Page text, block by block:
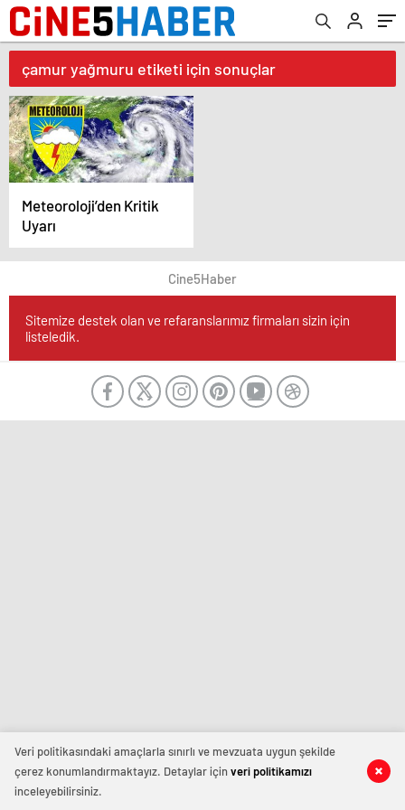
çamur yağmuru etiketi için sonuçlar
Meteoroloji’den Kritik
Uyarı
Cine5Haber
Sitemize destek olan ve refaranslarımız firmaları sizin için
listeledik.
Veri politikasındaki amaçlarla sınırlı ve mevzuata uygun şekilde
çerez konumlandırmaktayız. Detaylar içinveri politikamızı
inceleyebilirsiniz.